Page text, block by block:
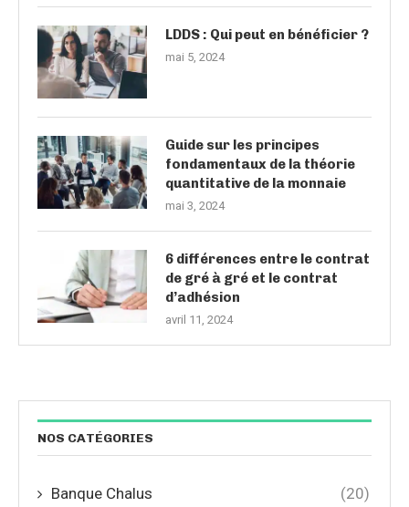
LDDS : Qui peut en bénéficier ?
mai 5, 2024
Guide sur les principes
fondamentaux de la théorie
quantitative de la monnaie
mai 3, 2024
6 différences entre le contrat
de gré à gré et le contrat
d’adhésion
avril 11, 2024
NOS CATÉGORIES
Banque Chalus (20)